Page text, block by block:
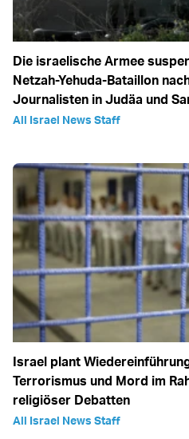
Die israelische Armee
Netzah-Yehuda-Bataillon
Journalisten in Judäa und
All Israel News Staff
Israel plant
Terrorismus und Mord im
religiöser Debatten
All Israel News Staff